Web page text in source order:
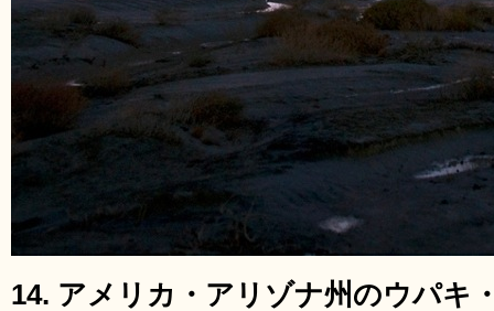
14. アメリカ・アリゾナ州のウパキ